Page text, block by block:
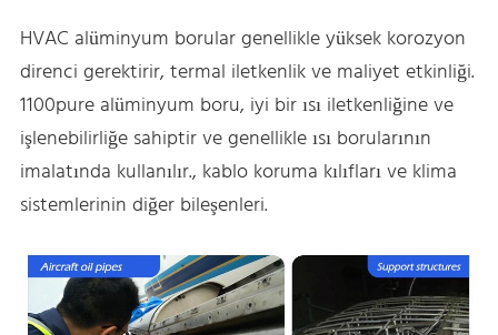
HVAC alüminyum borular genellikle yüksek korozyon
direnci gerektirir, termal iletkenlik ve maliyet etkinliği.
1100pure alüminyum boru, iyi bir ısı iletkenliğine ve
işlenebilirliğe sahiptir ve genellikle ısı borularının
imalatında kullanılır., kablo koruma kılıfları ve klima
sistemlerinin diğer bileşenleri.